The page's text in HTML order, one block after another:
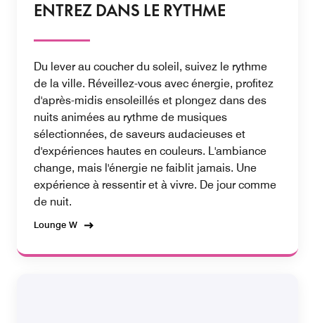
ENTREZ DANS LE RYTHME
Du lever au coucher du soleil, suivez le rythme
de la ville. Réveillez-vous avec énergie, profitez
d'après-midis ensoleillés et plongez dans des
nuits animées au rythme de musiques
sélectionnées, de saveurs audacieuses et
d'expériences hautes en couleurs. L'ambiance
change, mais l'énergie ne faiblit jamais. Une
expérience à ressentir et à vivre. De jour comme
de nuit.
Lounge W